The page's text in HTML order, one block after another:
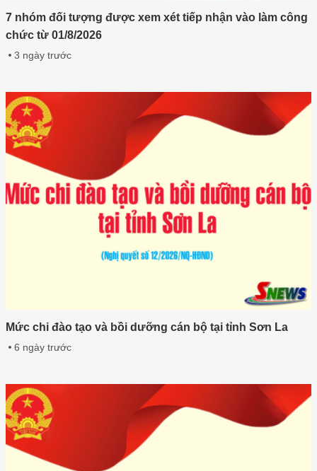
7 nhóm đối tượng được xem xét tiếp nhận vào làm công
chức từ 01/8/2026
3 ngày trước
Mức chi đào tạo và bồi dưỡng cán bộ tại tỉnh Sơn La
6 ngày trước